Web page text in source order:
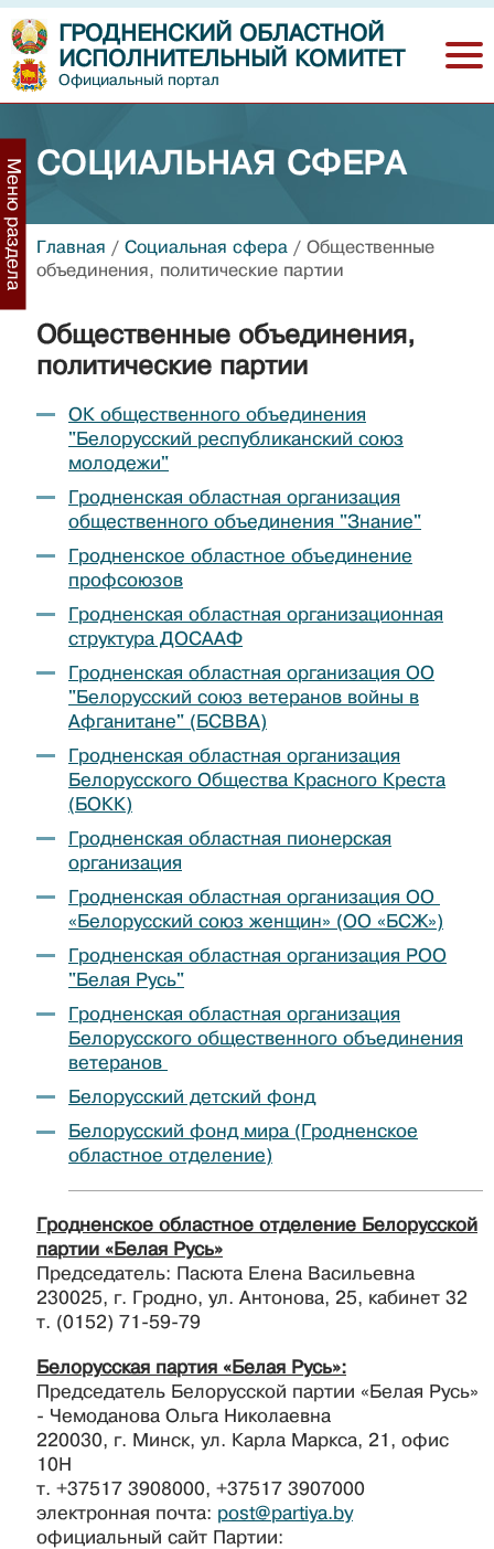
ГРОДНЕНСКИЙ ОБЛАСТНОЙ
ИСПОЛНИТЕЛЬНЫЙ КОМИТЕТ
Официальный портал
СОЦИАЛЬНАЯ СФЕРА
Меню раздела Главная / Социальная сфера / Общественные
объединения, политические партии
Общественные объединения,
политические партии
ОК общественного объединения
"Белорусский республиканский союз
молодежи"
Гродненская областная организация
общественного объединения "Знание"
Гродненское областное объединение
профсоюзов
Гродненская областная организационная
структура ДОСААФ
Гродненская областная организация ОО
"Белорусский союз ветеранов войны в
Афганитане" (БСВВА)
Гродненская областная организация
Белорусского Общества Красного Креста
(БОКК)
Гродненская областная пионерская
организация
Гродненская областная организация ОО
«Белорусский союз женщин» (ОО «БСЖ»)
Гродненская областная организация РОО
"Белая Русь"
Гродненская областная организация
Белорусского общественного объединения
ветеранов
Белорусский детский фонд
Белорусский фонд мира (Гродненское
областное отделение)
Гродненское областное отделение Белорусской
партии «Белая Русь»
Председатель: Пасюта Елена Васильевна
230025, г. Гродно, ул. Антонова, 25, кабинет 32
т. (0152) 71-59-79
Белорусская партия «Белая Русь»:
Председатель Белорусской партии «Белая Русь»
- Чемоданова Ольга Николаевна
220030, г. Минск, ул. Карла Маркса, 21, офис
10Н
т. +37517 3908000, +37517 3907000
электронная почта: post@partiya.by
официальный сайт Партии: